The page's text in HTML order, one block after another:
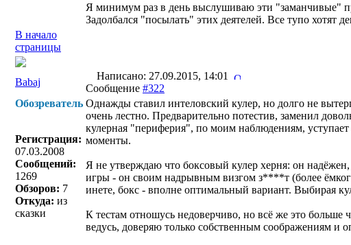
Я минимум раз в день выслушиваю эти "заманчивые"
Задолбался "посылать" этих деятелей. Все тупо хотят
В начало
страницы
Babaj
Написано: 27.09.2015, 14:01
Сообщение #322
Обозреватель
Регистрация:
07.03.2008
Сообщений:
1269
Обзоров: 7
Откуда: из
сказки
Однажды ставил интеловский кулер, но долго не
очень лестно. Предварительно потестив, заменил
кулерная "периферия", по моим наблюдениям,
моменты.
Я не утверждаю что боксовый кулер херня: он надёжен,
игры - он своим надрывным визгом з****т (более
инете, бокс - вполне оптимальный вариант. Выбирая
К тестам отношусь недоверчиво, но всё же это
ведусь, доверяю только собственным соображениям и